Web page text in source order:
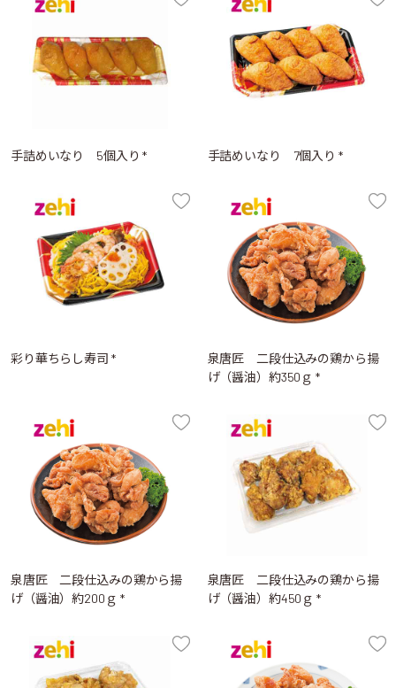
手詰めいなり 5個入り * 手詰めいなり 7個入り *
彩り華ちらし寿司 *
泉唐匠 二段仕込みの鶏から揚
げ（醤油）約350ｇ *
泉唐匠 二段仕込みの鶏から揚
げ（醤油）約200ｇ *
泉唐匠 二段仕込みの鶏から揚
げ（醤油）約450ｇ *